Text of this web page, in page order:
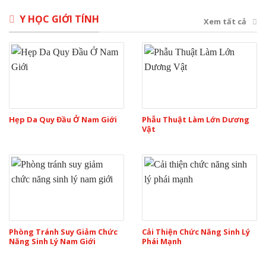
Y HỌC GIỚI TÍNH Xem tất cả
Hẹp Da Quy Đầu Ở Nam Giới
Phẫu Thuật Làm Lớn Dương
Vật
Phòng Tránh Suy Giảm Chức
Năng Sinh Lý Nam Giới
Cải Thiện Chức Năng Sinh Lý
Phái Mạnh